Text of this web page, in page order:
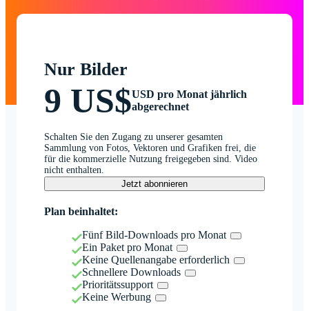
Nur Bilder
9 US$USD pro Monat jährlich
abgerechnet
Schalten Sie den Zugang zu unserer gesamten
Sammlung von Fotos, Vektoren und Grafiken frei, die
für die kommerzielle Nutzung freigegeben sind. Video
nicht enthalten.
Jetzt abonnieren
Plan beinhaltet:
Fünf Bild-Downloads pro Monat
Ein Paket pro Monat
Keine Quellenangabe erforderlich
Schnellere Downloads
Prioritätssupport
Keine Werbung